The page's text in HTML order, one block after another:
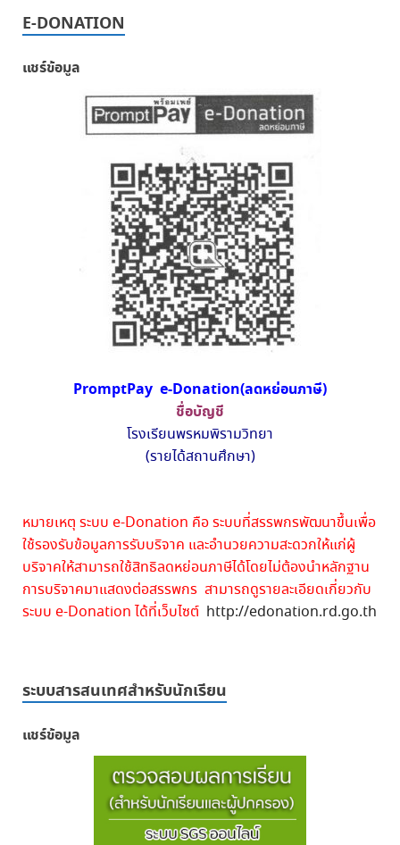
E-DONATION
แชร์ข้อมูล
PromptPay e-Donation(ลดหย่อนภาษี)
ชื่อบัญชี
โรงเรียนพรหมพิรามวิทยา
(รายได้สถานศึกษา)
หมายเหตุ ระบบ e-Donation คือ ระบบที่สรรพกรพัฒนาขึ้นเพื่อ
ใช้รองรับข้อมูลการรับบริจาค และอำนวยความสะดวกให้แก่ผู้
บริจาคให้สามารถใช้สิทธิลดหย่อนภาษีได้โดยไม่ต้องนำหลักฐาน
การบริจาคมาแสดงต่อสรรพกร สามารถดูรายละเอียดเกี่ยวกับ
ระบบ e-Donation ได้ที่เว็บไซต์ http://edonation.rd.go.th
ระบบสารสนเทศสำหรับนักเรียน
แชร์ข้อมูล